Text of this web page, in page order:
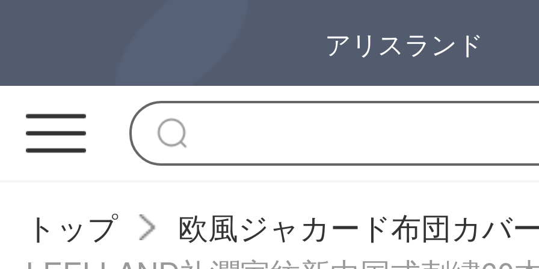
アリスランド
トップ
欧風ジャカード布団カバ